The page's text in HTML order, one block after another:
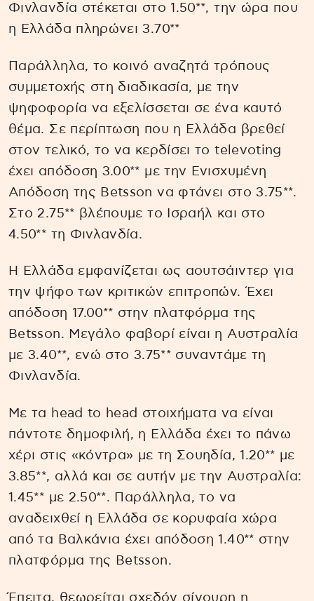
Φινλανδία στέκεται στο 1.50**, την ώρα που
η Ελλάδα πληρώνει 3.70**
Παράλληλα, το κοινό αναζητά τρόπους
συμμετοχής στη διαδικασία, με την
ψηφοφορία να εξελίσσεται σε ένα καυτό
θέμα. Σε περίπτωση που η Ελλάδα βρεθεί
στον τελικό, το να κερδίσει το televoting
έχει απόδοση 3.00** με την Ενισχυμένη
Απόδοση της Betsson να φτάνει στο 3.75**.
Στο 2.75** βλέπουμε το Ισραήλ και στο
4.50** τη Φινλανδία.
Η Ελλάδα εμφανίζεται ως αουτσάιντερ για
την ψήφο των κριτικών επιτροπών. Έχει
απόδοση 17.00** στην πλατφόρμα της
Betsson. Μεγάλο φαβορί είναι η Αυστραλία
με 3.40**, ενώ στο 3.75** συναντάμε τη
Φινλανδία.
Με τα head to head στοιχήματα να είναι
πάντοτε δημοφιλή, η Ελλάδα έχει το πάνω
χέρι στις «κόντρα» με τη Σουηδία, 1.20** με
3.85**, αλλά και σε αυτήν με την Αυστραλία:
1.45** με 2.50**. Παράλληλα, το να
αναδειχθεί η Ελλάδα σε κορυφαία χώρα
από τα Βαλκάνια έχει απόδοση 1.40** στην
πλατφόρμα της Betsson.
Έπειτα, θεωρείται σχεδόν σίγουρη η